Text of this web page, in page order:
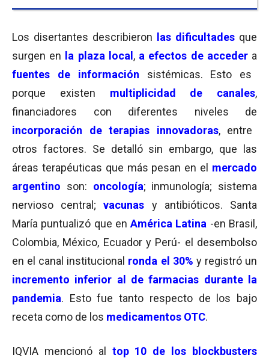
Los disertantes describieron las dificultades que
surgen en la plaza local ,a efectos de acceder a
fuentes de información sistémicas. Esto es
porque existen multiplicidad de canales,
financiadores con diferentes niveles de
incorporación de terapias innovadoras, entre
otros factores. Se detalló sin embargo, que las
áreas terapéuticas que más pesan en el mercado
argentino son: oncología; inmunología; sistema
nervioso central;vacunas y antibióticos. Santa
María puntualizó que enAmérica Latina -en Brasil,
Colombia, México, Ecuador y Perú- el desembolso
en el canal institucional ronda el 30% y registró un
incremento inferior al de farmacias durante la
pandemia. Esto fue tanto respecto de los bajo
receta como de los medicamentos OTC.
IQVIA mencionó al top 10 de los blockbusters